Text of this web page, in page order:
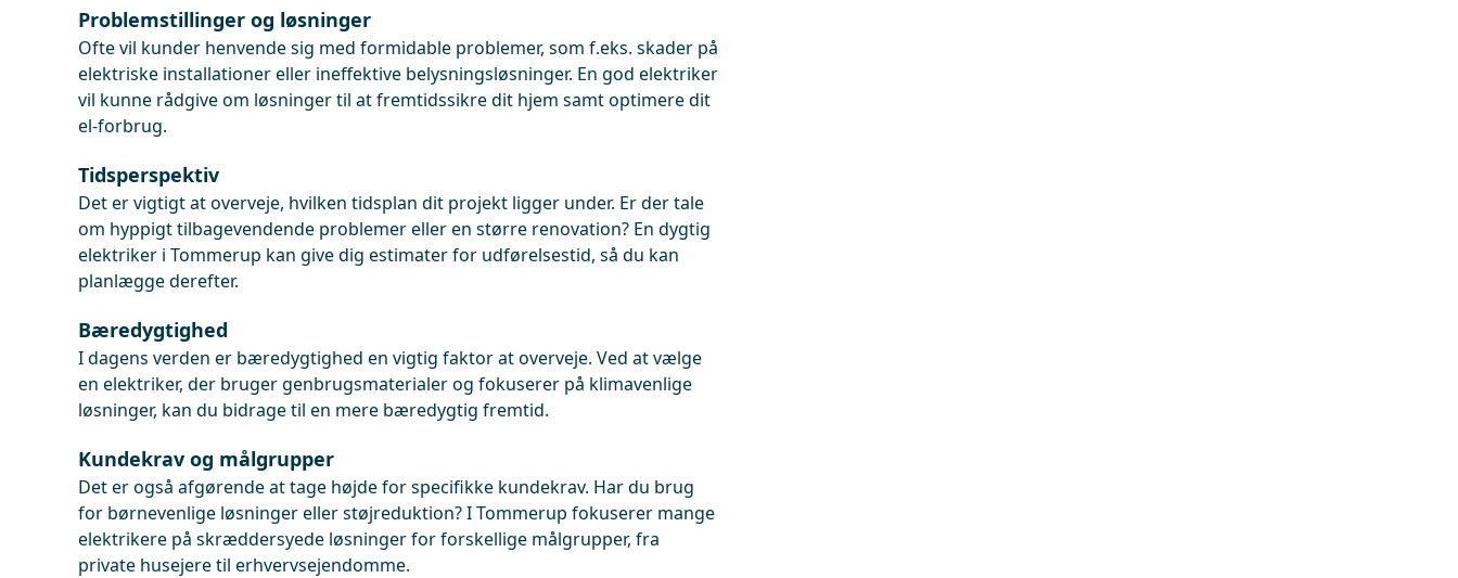
Problemstillinger og løsninger
Ofte vil kunder henvende sig med formidable problemer, som f.eks. skader på
elektriske installationer eller ineffektive belysningsløsninger. En god elektriker
vil kunne rådgive om løsninger til at fremtidssikre dit hjem samt optimere dit
el-forbrug.
Tidsperspektiv
Det er vigtigt at overveje, hvilken tidsplan dit projekt ligger under. Er der tale
om hyppigt tilbagevendende problemer eller en større renovation? En dygtig
elektriker i Tommerup kan give dig estimater for udførelsestid, så du kan
planlægge derefter.
Bæredygtighed
I dagens verden er bæredygtighed en vigtig faktor at overveje. Ved at vælge
en elektriker, der bruger genbrugsmaterialer og fokuserer på klimavenlige
løsninger, kan du bidrage til en mere bæredygtig fremtid.
Kundekrav og målgrupper
Det er også afgørende at tage højde for specifikke kundekrav. Har du brug
for børnevenlige løsninger eller støjreduktion? I Tommerup fokuserer mange
elektrikere på skræddersyede løsninger for forskellige målgrupper, fra
private husejere til erhvervsejendomme.